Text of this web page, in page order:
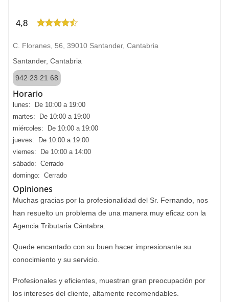
4,8
C. Floranes, 56, 39010 Santander, Cantabria
Santander, Cantabria
942 23 21 68
Horario
lunes: De 10:00 a 19:00
martes: De 10:00 a 19:00
miércoles: De 10:00 a 19:00
jueves: De 10:00 a 19:00
viernes: De 10:00 a 14:00
sábado: Cerrado
domingo: Cerrado
Opiniones
Muchas gracias por la profesionalidad del Sr. Fernando, nos
han resuelto un problema de una manera muy eficaz con la
Agencia Tributaria Cántabra.
Quede encantado con su buen hacer impresionante su
conocimiento y su servicio.
Profesionales y eficientes, muestran gran preocupación por
los intereses del cliente, altamente recomendables.